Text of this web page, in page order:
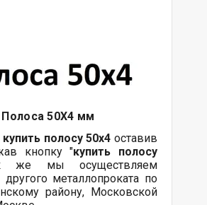
Полоса 50Х4 мм
купить полосу 50х4оставив
кнопку "купить полосу
же мы осуществляем
другого металлопроката по
району, Московской